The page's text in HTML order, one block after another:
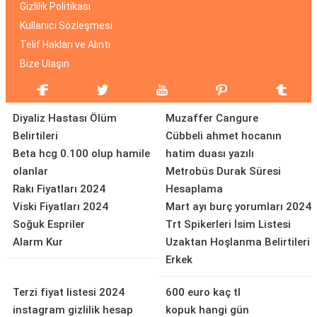
Gizlilik Politikası
Kullanıcı Sözleşmesi
Telif Hakları ve Alıntı
Bize Ulaşın
Diyaliz Hastası Ölüm
Belirtileri
Beta hcg 0.100 olup hamile
olanlar
Rakı Fiyatları 2024
Viski Fiyatları 2024
Soğuk Espriler
Alarm Kur
Muzaffer Cangure
Cübbeli ahmet hocanın
hatim duası yazılı
Metrobüs Durak Süresi
Hesaplama
Mart ayı burç yorumları 2024
Trt Spikerleri İsim Listesi
Uzaktan Hoşlanma Belirtileri
Erkek
Terzi fiyat listesi 2024
instagram gizlilik hesap
600 euro kaç tl
kopuk hangi gün